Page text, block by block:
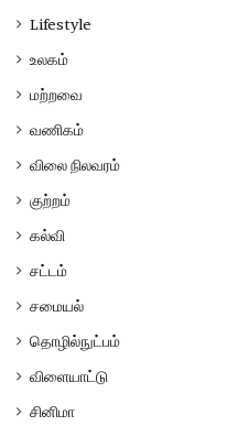
Lifestyle
உலகம்
மற்றவை
வணிகம்
விலை நிலவரம்
குற்றம்
கல்வி
சட்டம்
சமையல்
தொழில்நுட்பம்
விளையாட்டு
சினிமா